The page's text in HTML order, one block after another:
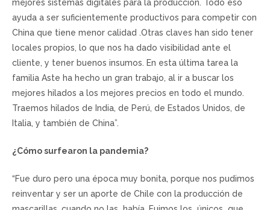
mejores sistemas digitales para la producción. Todo eso
ayuda a ser suficientemente productivos para competir con
China que tiene menor calidad .Otras claves han sido tener
locales propios, lo que nos ha dado visibilidad ante el
cliente, y tener buenos insumos. En esta última tarea la
familia Aste ha hecho un gran trabajo, al ir a buscar los
mejores hilados a los mejores precios en todo el mundo.
Traemos hilados de India, de Perú, de Estados Unidos, de
Italia, y también de China”.
¿Cómo surfearon la pandemia?
“Fue duro pero una época muy bonita, porque nos pudimos
reinventar y ser un aporte de Chile con la producción de